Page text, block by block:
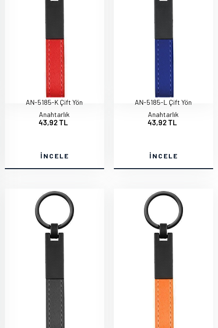
AN-5185-K Çift Yön
Anahtarlık
43,92 TL
İNCELE
AN-5185-L Çift Yön
Anahtarlık
43,92 TL
İNCELE